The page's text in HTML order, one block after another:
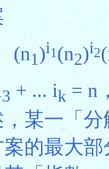
(n1)i1(n2)i2
3+ ... ik= n
某一「
的最大